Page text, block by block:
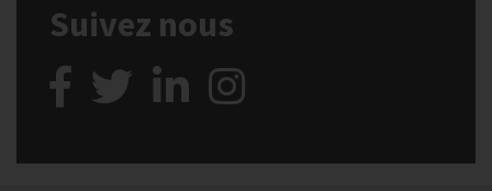
Suivez nous